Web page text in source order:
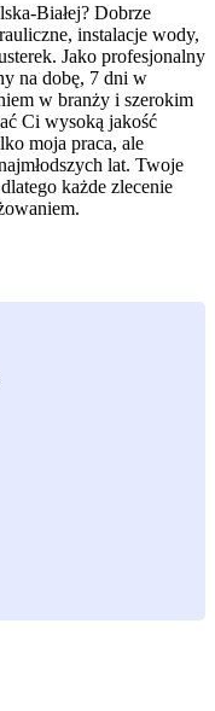
Białej? Dobrze
instalacje wody,
Jako profesjonalny
na dobę, 7 dni w
w branży i szerokim
Ci wysoką jakość
moja praca, ale
lat. Twoje
każde zlecenie